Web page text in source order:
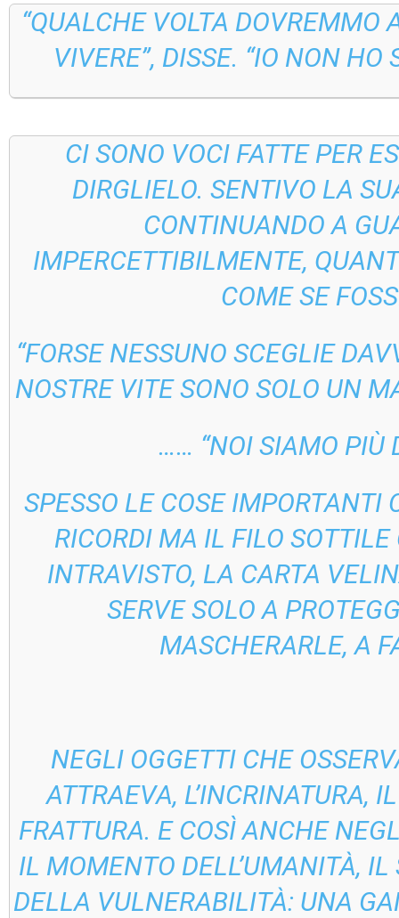
“QUALCHE VOLTA DOVREMMO
VIVERE”, DISSE. “IO NON HO
CI SONO VOCI FATTE PER
DIRGLIELO. SENTIVO LA
CONTINUANDO A
IMPERCETTIBILMENTE,
COME SE
“FORSE NESSUNO SCEGLIE
NOSTRE VITE SONO SOLO UN
…… “NOI SIAMO PIÙ
SPESSO LE COSE IMPORTANTI
RICORDI MA IL FILO
INTRAVISTO, LA CARTA
SERVE SOLO A
MASCHERARLE, A
NEGLI OGGETTI CHE
ATTRAEVA, L’INCRINATURA,
FRATTURA. E COSÌ ANCHE
IL MOMENTO DELL’UMANITÀ,
DELLA VULNERABILITÀ: UNA